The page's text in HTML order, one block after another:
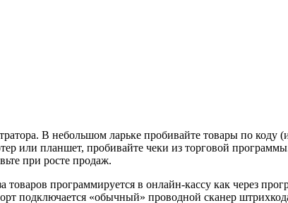
В небольшом ларьке пробивайте товары по
или планшет, пробивайте чеки из торговой
при росте продаж.
программируется в онлайн-кассу как через
подключается «обычный» проводной сканер